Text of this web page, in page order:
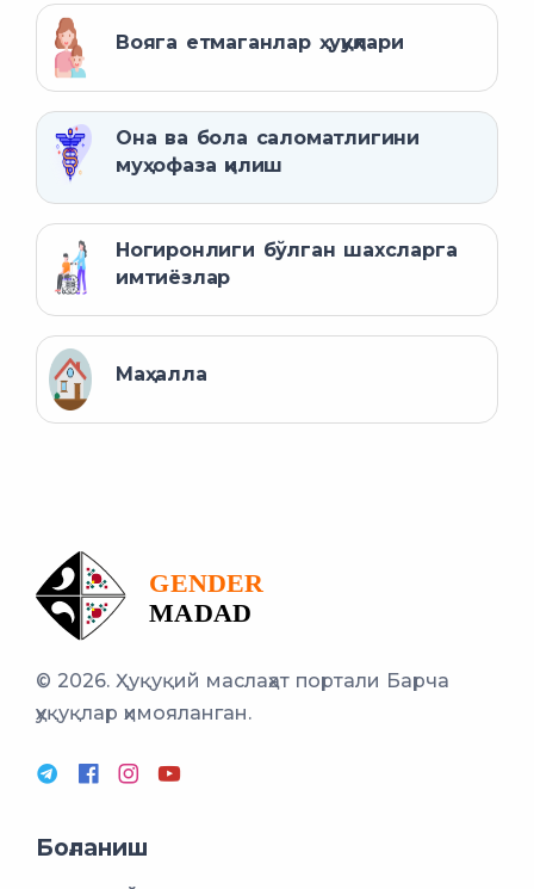
Вояга етмаганлар ҳуқуқлари
Она ва бола саломатлигини
муҳофаза қилиш
Ногиронлиги бўлган шахсларга
имтиёзлар
Маҳалла
© 2026. Ҳуқуқий маслаҳат портали Барча
ҳуқуқлар ҳимояланган.
Боғланиш